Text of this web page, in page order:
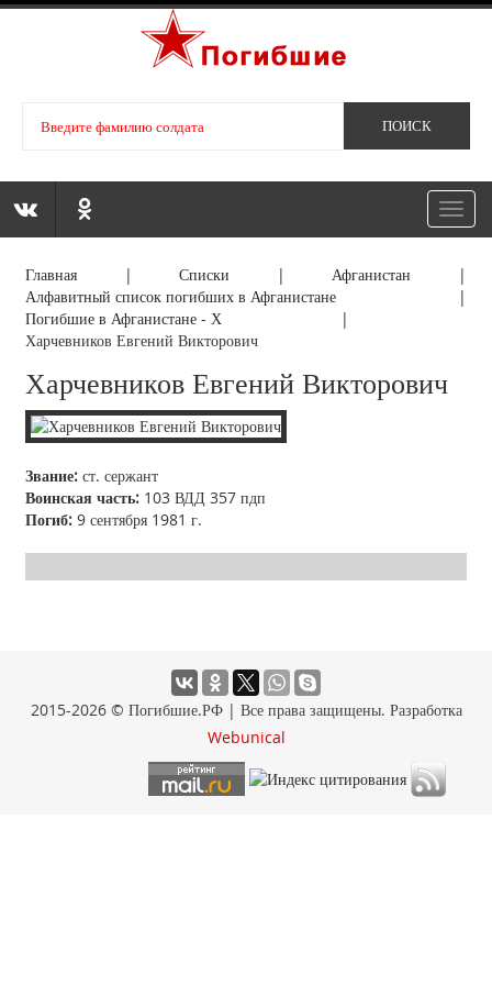
Главная |Списки | Афганистан |
Алфавитный список погибших в Афганистане |
Погибшие в Афганистане - Х |
Харчевников Евгений Викторович
Харчевников Евгений Викторович
Звание: ст. сержант
Воинская часть: 103 ВДД 357 пдп
Погиб: 9 сентября 1981 г.
2015-2026 © Погибшие.РФ | Все права защищены. Разработка
Webunical